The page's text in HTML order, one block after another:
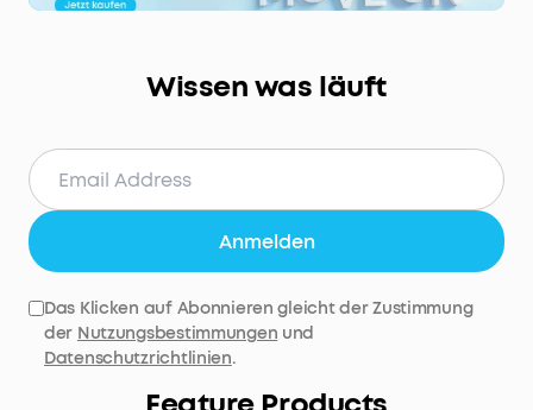
Wissen was läuft
Anmelden
Das Klicken auf Abonnieren gleicht der Zustimmung
der Nutzungsbestimmungen und
Datenschutzrichtlinien.